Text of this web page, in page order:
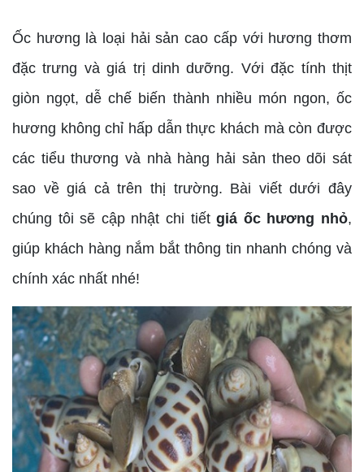
Ốc hương là loại hải sản cao cấp với hương thơm
đặc trưng và giá trị dinh dưỡng. Với đặc tính thịt
giòn ngọt, dễ chế biến thành nhiều món ngon, ốc
hương không chỉ hấp dẫn thực khách mà còn được
các tiểu thương và nhà hàng hải sản theo dõi sát
sao về giá cả trên thị trường. Bài viết dưới đây
chúng tôi sẽ cập nhật chi tiếtgiá ốc hương nhỏ,
giúp khách hàng nắm bắt thông tin nhanh chóng và
chính xác nhất nhé!